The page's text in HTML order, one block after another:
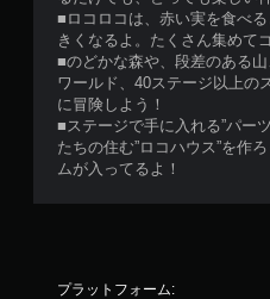
■ロコロコは、赤い実を食べ
きくなるよ。たくさん集めて
■のどかな森や、段差のある
ワールド、40ステージ以上の
に冒険しよう！
■ステージで手に入れる”パー
たちの住む”ロコハウス”を作
ムが入ってるよ！
プラットフォーム: